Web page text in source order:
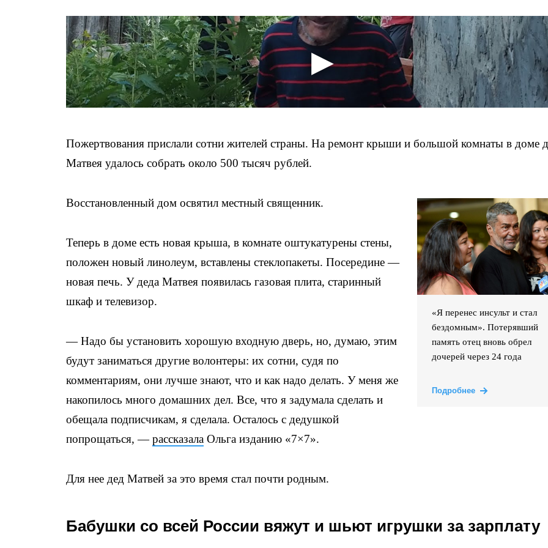
Пожертвования прислали сотни жителей страны. На ремонт крыши и большой комнаты в доме
Матвея удалось собрать около 500 тысяч рублей.
«Я перенес инсульт и стал
бездомным». Потерявший
память отец вновь обрел
дочерей через 24 года
Подробнее
Восстановленный дом освятил местный священник.
Теперь в доме есть новая крыша, в комнате оштукатурены стены,
положен новый линолеум, вставлены стеклопакеты. Посередине —
новая печь. У деда Матвея появилась газовая плита, старинный
шкаф и телевизор.
— Надо бы установить хорошую входную дверь, но, думаю, этим
будут заниматься другие волонтеры: их сотни, судя по
комментариям, они лучше знают, что и как надо делать. У меня же
накопилось много домашних дел. Все, что я задумала сделать и
обещала подписчикам, я сделала. Осталось с дедушкой
попрощаться, —рассказала Ольга изданию «7×7».
Для нее дед Матвей за это время стал почти родным.
Бабушки со всей России вяжут и шьют игрушки за зарплату